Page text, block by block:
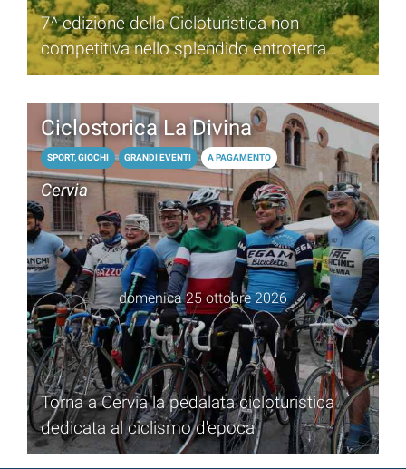
7^ edizione della Cicloturistica non
competitiva nello splendido entroterra
romagnolo
Ciclostorica La Divina
SPORT, GIOCHI GRANDI EVENTI A PAGAMENTO
Cervia
domenica 25 ottobre 2026
Torna a Cervia la pedalata cicloturistica
dedicata al ciclismo d'epoca